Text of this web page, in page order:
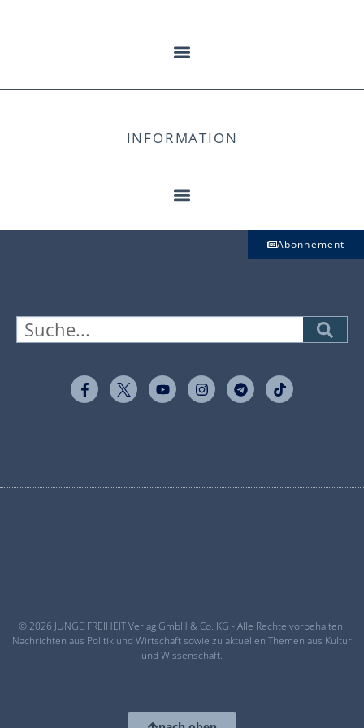
INFORMATION
Abonnement
© 2026 JUNGE FREIHEIT Verlag GmbH & Co. KG - Alle Rechte vorbehalten.
Nachrichten aus Politik und Wirtschaft sowie zu aktuellen Themen aus Kultur
und Wissenschaft.